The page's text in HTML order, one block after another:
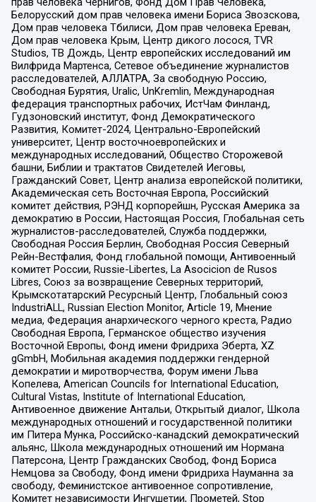
Белорусский дом прав человека имени Бориса Звозскова,
Дом прав человека Тбилиси, Дом прав человека Ереван,
Дом прав человека Крым, Центр дикого лосося, TVR
Studios, ТВ Дождь, Центр европейских исследований им
Вилфрида Мартенса, Сетевое объединение журналистов
расследователей, АЛЛАТРА, За свободную Россию,
Свободная Бурятия, Uralic, UnKremlin, Международная
федерация транспортных рабочих, ИстЧам Финланд,
Гудзоновский институт, Фонд Демократического
Развития, Комитет-2024, Центрально-Европейский
университет, Центр восточноевропейских и
международных исследований, Общество Сторожевой
башни, Библии и трактатов Свидетелей Иеговы,
Гражданский Совет, Центр анализа европейской политики,
Академическая сеть Восточная Европа, Российский
комитет действия, РЭНД корпорейшн, Русская Америка за
демократию в России, Настоящая Россия, Глобальная сеть
журналистов-расследователей, Служба поддержки,
Свободная Россия Берлин, Свободная Россия Северный
Рейн-Вестфалия, Фонд глобальной помощи, Антивоенный
комитет России, Russie-Libertes, La Asocicion de Rusos
Libres, Союз за возвращение Северных территорий,
Крымскотатарский Ресурсный Центр, Глобальный союз
IndustriALL, Russian Election Monitor, Article 19, Мнение
медиа, Федерация анархического черного креста, Радио
Свободная Европа, Германское общество изучения
Восточной Европы, Фонд имени Фридриха Эберта, XZ
gGmbH, Мобильная академия поддержки гендерной
демократии и миротворчества, Форум имени Льва
Копелева, American Councils for International Education,
Cultural Vistas, Institute of International Education,
Антивоенное движение Антальи, Открытый диалог, Школа
международных отношений и государственной политики
им Питера Мунка, Российско-канадский демократический
альянс, Школа международных отношений им Нормана
Патерсона, Центр Гражданских Свобод, Фонд Бориса
Немцова за Свободу, Фонд имени Фридриха Науманна за
свободу, Феминистское антивоенное сопротивление,
Комитет независимости Ингушетии, Прометей, Stop